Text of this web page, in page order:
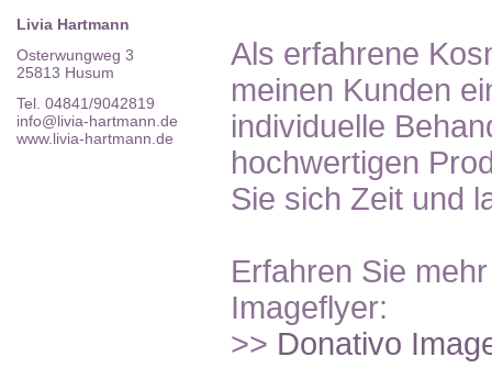
Livia Hartmann
Osterwungweg 3
25813 Husum
Tel. 04841/9042819
info@livia-hartmann.de
www.livia-hartmann.de
Als erfahrene
meinen Kunden
individuelle
hochwertigen
Sie sich Zeit und
Erfahren Sie
Imageflyer:
>> Donativo